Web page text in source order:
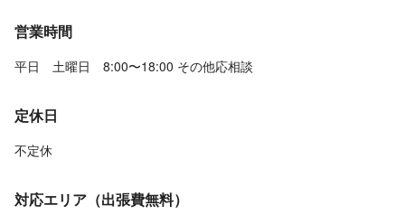
営業時間
平日 土曜日 8:00〜18:00 その他応相談
定休日
不定休
対応エリア（出張費無料）